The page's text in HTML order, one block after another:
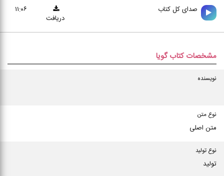
صدای کل کتاب
۱۱:۰۶
دریافت
مشخصات کتاب گویا
نویسنده
نوع متن
متن اصلی
نوع تولید
تولید